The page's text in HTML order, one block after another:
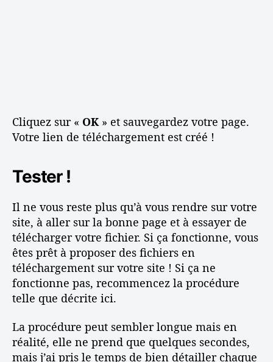
Cliquez sur « OK» et sauvegardez votre page.
Votre lien de téléchargement est créé !
Tester !
Il ne vous reste plus qu’à vous rendre sur votre
site, à aller sur la bonne page et à essayer de
télécharger votre fichier. Si ça fonctionne, vous
êtes prêt à proposer des fichiers en
téléchargement sur votre site ! Si ça ne
fonctionne pas, recommencez la procédure
telle que décrite ici.
La procédure peut sembler longue mais en
réalité, elle ne prend que quelques secondes,
mais j’ai pris le temps de bien détailler chaque